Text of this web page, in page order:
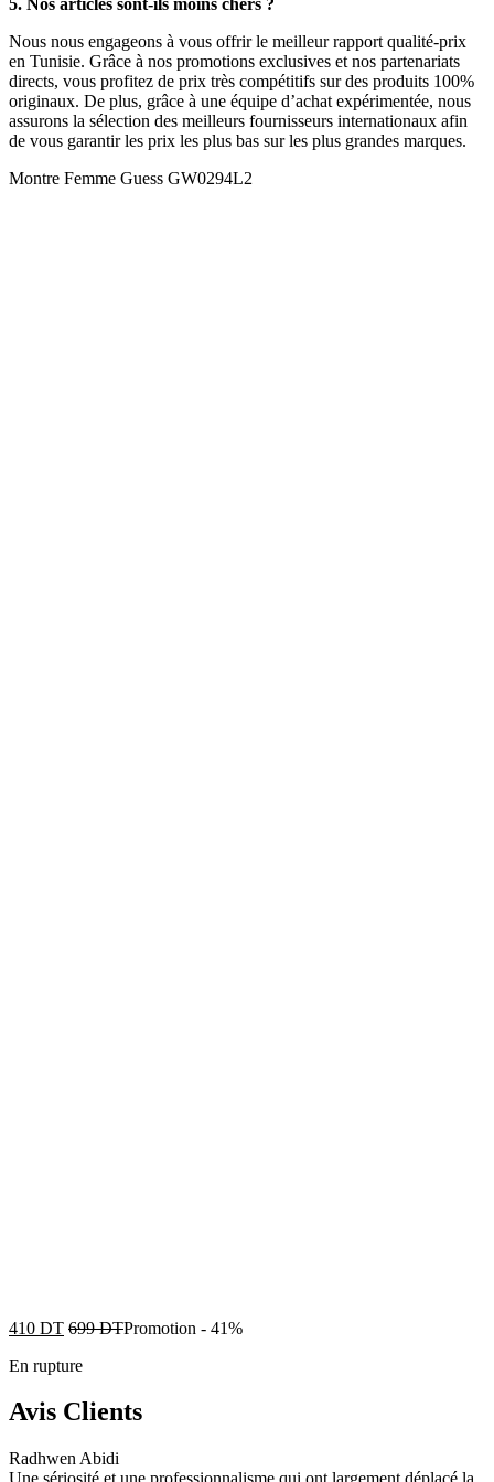
Nous nous engageons à vous offrir le meilleur rapport qualité-prix
en Tunisie. Grâce à nos promotions exclusives et nos partenariats
directs, vous profitez de prix très compétitifs sur des produits 100%
originaux. De plus, grâce à une équipe d’achat expérimentée, nous
assurons la sélection des meilleurs fournisseurs internationaux afin
de vous garantir les prix les plus bas sur les plus grandes marques.
Montre Femme Guess GW0294L2
410 DT 699DTPromotion - 41%
En rupture
Avis Clients
Radhwen Abidi